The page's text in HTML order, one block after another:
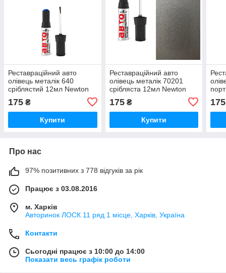
Реставраційний авто
олівець металік 640
сріблястий 12мл Newton
175 ₴
Купити
Реставраційний авто
олівець металік 70201
срібляста 12мл Newton
175₴
Купити
175
Про нас
97% позитивних з 778 відгуків за рік
Працює з 03.08.2016
м. Харків
Авторинок ЛОСК 11 ряд 1 місце, Харків, Україна
Контакти
Сьогодні працює з 10:00 до 14:00
Показати весь графік роботи